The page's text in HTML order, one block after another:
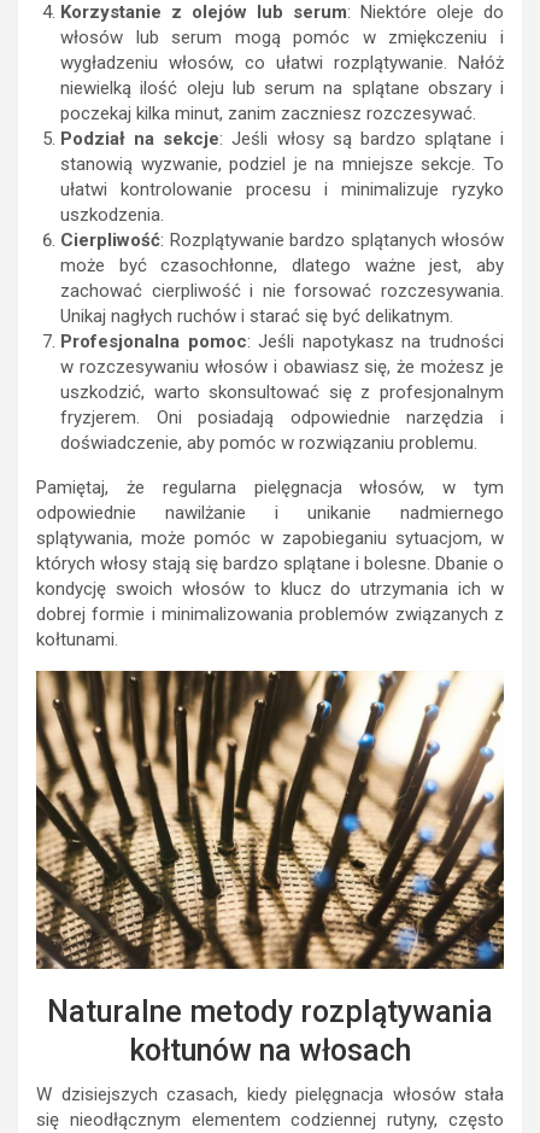
Korzystanie z olejów lub serum: Niektóre oleje do
włosów lub serum mogą pomóc w zmiękczeniu i
wygładzeniu włosów, co ułatwi rozplątywanie. Nałóż
niewielką ilość oleju lub serum na splątane obszary i
poczekaj kilka minut, zanim zaczniesz rozczesywać.
Podział na sekcje: Jeśli włosy są bardzo splątane i
stanowią wyzwanie, podziel je na mniejsze sekcje. To
ułatwi kontrolowanie procesu i minimalizuje ryzyko
uszkodzenia.
Cierpliwość: Rozplątywanie bardzo splątanych włosów
może być czasochłonne, dlatego ważne jest, aby
zachować cierpliwość i nie forsować rozczesywania.
Unikaj nagłych ruchów i starać się być delikatnym.
Profesjonalna pomoc: Jeśli napotykasz na trudności
w rozczesywaniu włosów i obawiasz się, że możesz je
uszkodzić, warto skonsultować się z profesjonalnym
fryzjerem. Oni posiadają odpowiednie narzędzia i
doświadczenie, aby pomóc w rozwiązaniu problemu.
Pamiętaj, że regularna pielęgnacja włosów, w tym
odpowiednie nawilżanie i unikanie nadmiernego
splątywania, może pomóc w zapobieganiu sytuacjom, w
których włosy stają się bardzo splątane i bolesne. Dbanie o
kondycję swoich włosów to klucz do utrzymania ich w
dobrej formie i minimalizowania problemów związanych z
kołtunami.
Naturalne metody rozplątywania
kołtunów na włosach
W dzisiejszych czasach, kiedy pielęgnacja włosów stała
się nieodłącznym elementem codziennej rutyny, często